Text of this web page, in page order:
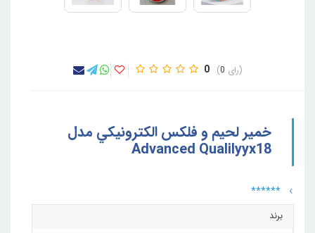
0 0
خمير لحيم و فلکس الکترونيکي مدل
Advanced Qualilyyx18
******
برند